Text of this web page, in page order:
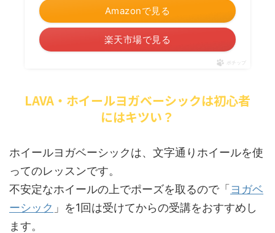
Amazonで見る
楽天市場で見る
ポチップ
LAVA・ホイールヨガベーシックは初心者
にはキツい？
ホイールヨガベーシックは、文字通りホイールを使
ってのレッスンです。
不安定なホイールの上でポーズを取るので「 ヨガベ
ーシック 」を1回は受けてからの受講をおすすめし
ます。